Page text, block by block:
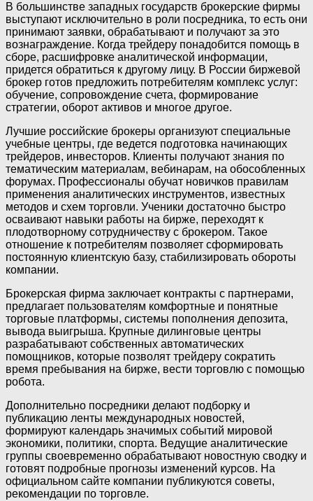
В большинстве западных государств брокерские фирмы
выступают исключительно в роли посредника, то есть они
принимают заявки, обрабатывают и получают за это
вознаграждение. Когда трейдеру понадобится помощь в
сборе, расшифровке аналитической информации,
придется обратиться к другому лицу. В России биржевой
брокер готов предложить потребителям комплекс услуг:
обучение, сопровождение счета, формирование
стратегии, оборот активов и многое другое.
Лучшие российские брокеры организуют специальные
учебные центры, где ведется подготовка начинающих
трейдеров, инвесторов. Клиенты получают знания по
тематическим материалам, вебинарам, на обособленных
форумах. Профессионалы обучат новичков правилам
применения аналитических инструментов, известных
методов и схем торговли. Ученики достаточно быстро
осваивают навыки работы на бирже, переходят к
плодотворному сотрудничеству с брокером. Такое
отношение к потребителям позволяет сформировать
постоянную клиентскую базу, стабилизировать обороты
компании.
Брокерская фирма заключает контракты с партнерами,
предлагает пользователям комфортные и понятные
торговые платформы, системы пополнения депозита,
вывода выигрыша. Крупные дилинговые центры
разрабатывают собственных автоматических
помощников, которые позволят трейдеру сократить
время пребывания на бирже, вести торговлю с помощью
робота.
Дополнительно посредники делают подборку и
публикацию ленты международных новостей,
формируют календарь значимых событий мировой
экономики, политики, спорта. Ведущие аналитические
группы своевременно обрабатывают новостную сводку и
готовят подробные прогнозы изменений курсов. На
официальном сайте компании публикуются советы,
рекомендации по торговле.